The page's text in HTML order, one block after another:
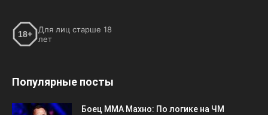
18+
Для лиц старше 18
лет
Популярные посты
Боец ММА Махно: По логике на ЧМ